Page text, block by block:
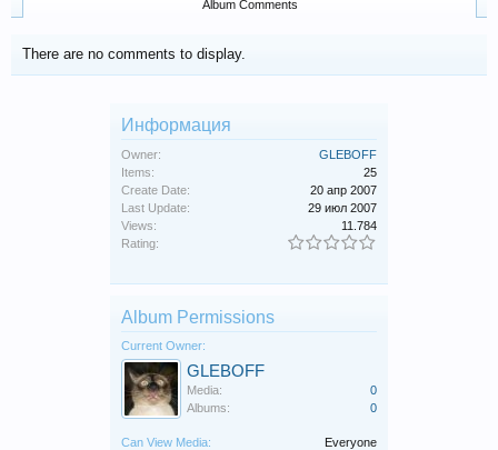
Album Comments
There are no comments to display.
Информация
Owner:
GLEBOFF
Items:
25
Create Date:
20 апр 2007
Last Update:
29 июл 2007
Views:
11.784
Rating:
Album Permissions
Current Owner:
GLEBOFF
Media:
0
Albums:
0
Can View Media: Everyone